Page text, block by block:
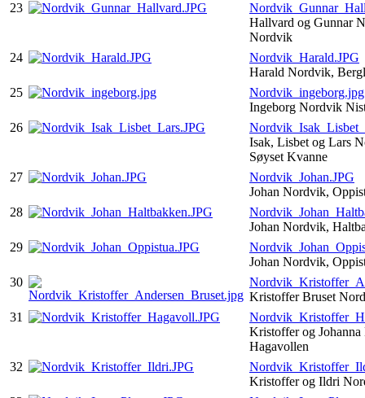
23
Hallvard og Gunnar
Nordvik
24
Nordvik_Harald.JPG
Harald Nordvik,
25
Nordvik_ingeborg.jpg
Ingeborg Nordvik
26
Isak, Lisbet og Lars
Søyset Kvanne
27
Nordvik_Johan.JPG
Johan Nordvik,
28
Johan Nordvik,
29
Johan Nordvik,
30
Kristoffer Bruset
31
Kristoffer og
Hagavollen
32
Kristoffer og Ildri